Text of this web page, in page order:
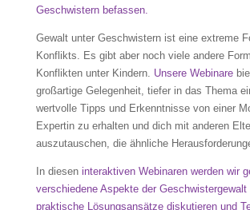
Geschwistern befassen.
Gewalt unter Geschwistern ist eine extreme
Konflikts. Es gibt aber noch viele andere
Konflikten unter Kindern. Unsere Webinare
großartige Gelegenheit, tiefer in das Thema
wertvolle Tipps und Erkenntnisse von einer
Expertin zu erhalten und dich mit anderen
auszutauschen, die ähnliche
In diesen interaktiven Webinaren werden wir
verschiedene Aspekte der Geschwistergewalt
praktische Lösungsansätze diskutieren und